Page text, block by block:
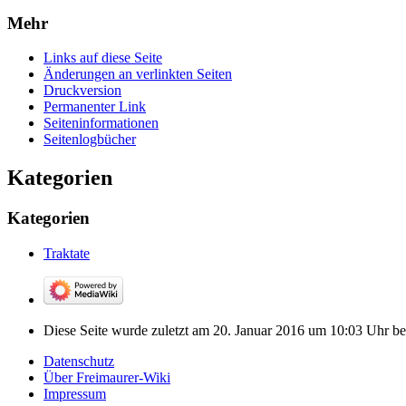
Mehr
Links auf diese Seite
Änderungen an verlinkten Seiten
Druckversion
Permanenter Link
Seiten­­informationen
Seitenlogbücher
Kategorien
Kategorien
Traktate
Diese Seite wurde zuletzt am 20. Januar 2016 um 10:03 Uhr
Datenschutz
Über Freimaurer-Wiki
Impressum